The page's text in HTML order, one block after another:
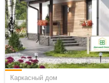
Каркасный дом